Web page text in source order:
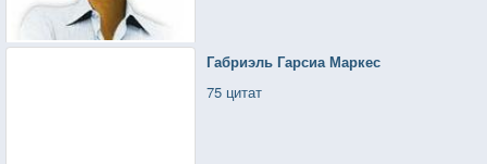
Габриэль Гарсиа Маркес
75 цитат